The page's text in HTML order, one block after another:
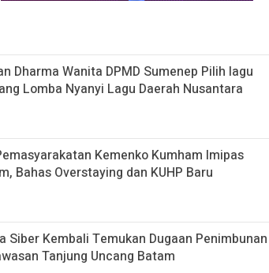
Dharma Wanita DPMD Sumenep Pilih lagu
Lomba Nyanyi Lagu Daerah Nusantara
Kemenko Kumham Imipas
Bahas Overstaying dan KUHP Baru
Siber Kembali Temukan Dugaan Penimbunan
Tanjung Uncang Batam